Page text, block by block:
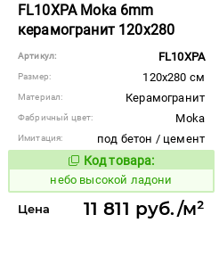
FL10XPA Moka 6mm
керамогранит 120x280
Артикул: FL10XPA
Размер: 120x280 см
Материал: Керамогранит
Фабричный цвет: Moka
Имитация:
под бетон / цемент
Код товара:
1111417 Код товара:
небо высокой ладони
Цена 11 811 руб./м²